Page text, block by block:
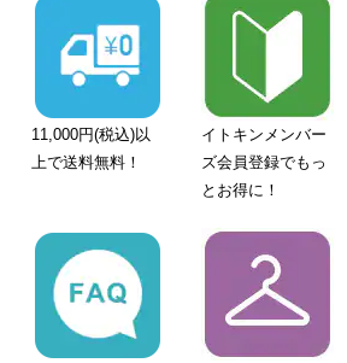
11,000円(税込)以
上で送料無料！
イトキンメンバー
ズ会員登録でもっ
とお得に！